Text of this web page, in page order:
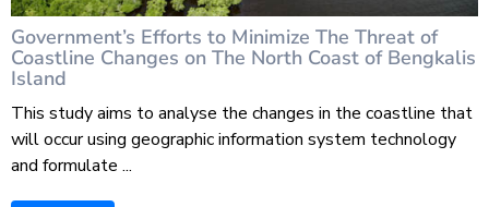
Government’s Efforts to Minimize The Threat of
Coastline Changes on The North Coast of Bengkalis
Island
This study aims to analyse the changes in the coastline that
will occur using geographic information system technology
and formulate ...